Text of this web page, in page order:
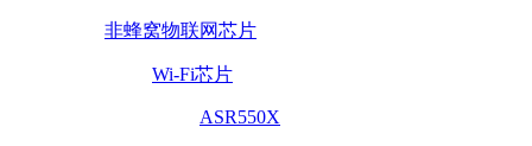
非蜂窝物联网芯片
Wi-Fi芯片
ASR550X